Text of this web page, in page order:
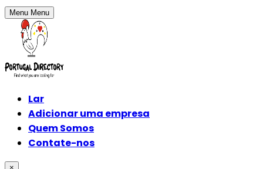
Menu Menu
Lar
Adicionar uma empresa
Quem Somos
Contate-nos